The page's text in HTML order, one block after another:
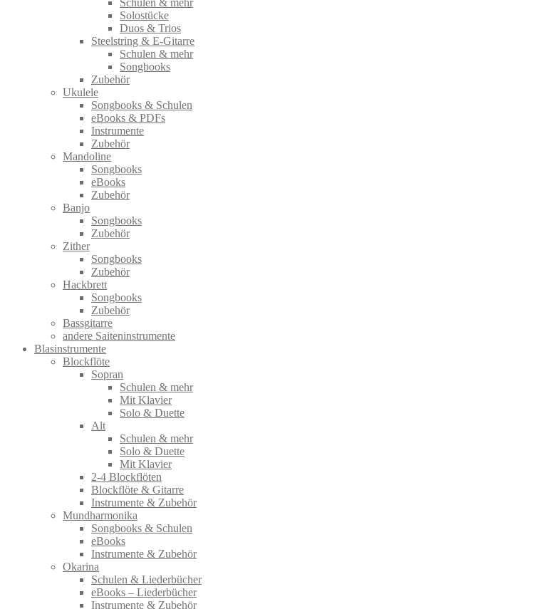
Schulen & mehr
Solostücke
Duos & Trios
Steelstring & E-Gitarre
Schulen & mehr
Songbooks
Zubehör
Ukulele
Songbooks & Schulen
eBooks & PDFs
Instrumente
Zubehör
Mandoline
Songbooks
eBooks
Zubehör
Banjo
Songbooks
Zubehör
Zither
Songbooks
Zubehör
Hackbrett
Songbooks
Zubehör
Bassgitarre
andere Saiteninstrumente
Blasinstrumente
Blockflöte
Sopran
Schulen & mehr
Mit Klavier
Solo & Duette
Alt
Schulen & mehr
Solo & Duette
Mit Klavier
2-4 Blockflöten
Blockflöte & Gitarre
Instrumente & Zubehör
Mundharmonika
Songbooks & Schulen
eBooks
Instrumente & Zubehör
Okarina
Schulen & Liederbücher
eBooks – Liederbücher
Instrumente & Zubehör